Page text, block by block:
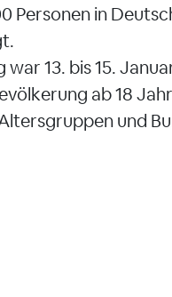
Personen in
13. bis 15.
ab 18
und